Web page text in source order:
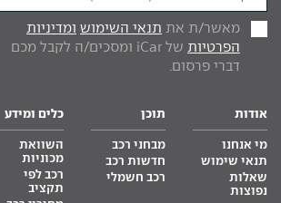
מאשר/ת את תנאי השימוש ומדיניות
הפרטיות
של iCar ומסכים/ה לקבל מכם
דברי פרסום.
אודות
מי אנחנו
תנאי שימוש
שאלות
נפוצות
תוכן
מבחני רכב
חדשות רכב
רכב חשמלי
כלים ומידע
השוואת
מכוניות
רכב לפי
תקציב